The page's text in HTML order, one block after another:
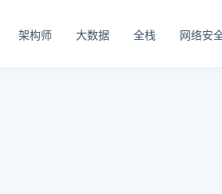
架构师 大数据 全栈 网络安